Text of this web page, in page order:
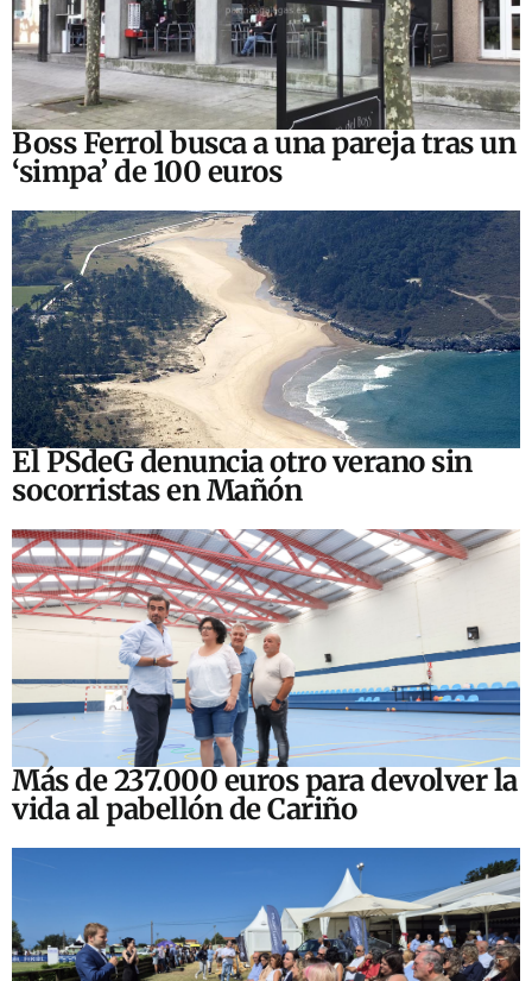
Boss Ferrol busca a una pareja tras un
‘simpa’ de 100 euros
El PSdeG denuncia otro verano sin
socorristas en Mañón
Más de 237.000 euros para devolver la
vida al pabellón de Cariño